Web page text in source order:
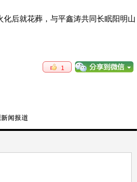
后就花葬，与平鑫涛共同长眠阳明山
1